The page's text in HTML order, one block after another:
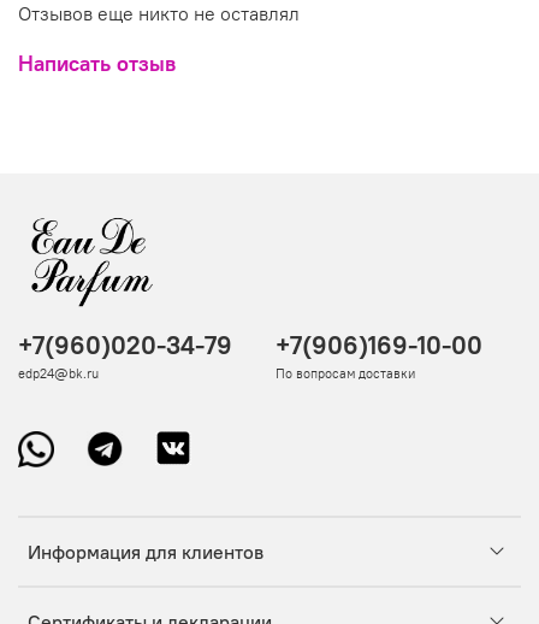
Отзывов еще никто не оставлял
Написать отзыв
Информация для клиентов
+7(960)020-34-79
edp24@bk.ru
+7(906)169-10-00
По вопросам доставки